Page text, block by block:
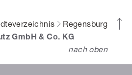
Regensburg
GmbH & Co. KG
nach oben